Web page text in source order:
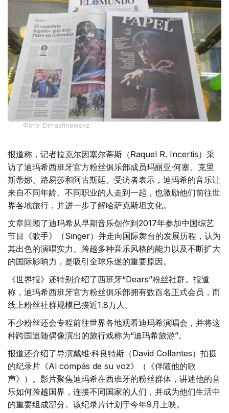
Фото: Dimashnewskz
报道称，记者拉克尔因塞尔蒂斯（Raquel R. Incertis）采
访了迪玛希西班牙官方粉丝俱乐部成员玛丽亚·何塞、克里
斯蒂娜、路易莎和阿古斯廷。受访者表示，迪玛希的音乐让
来自不同年龄、不同职业的人走到一起，也激励他们前往世
界各地旅行，并进一步了解哈萨克斯坦文化。
文章回顾了迪玛希从早期音乐创作到2017年参加中国综艺
节目《歌手》（Singer）并走向国际舞台的发展历程，认为
其出色的演唱实力、跨越多种音乐风格的能力以及不断扩大
的国际影响力，是吸引全球乐迷的重要原因。
《世界报》还特别介绍了西班牙“Dears”粉丝社群。报道
称，迪玛希西班牙官方粉丝俱乐部拥有数百名正式会员，而
线上粉丝社群规模已接近1.8万人。
不少粉丝还会专程前往世界各地观看迪玛希演唱会，并将这
种跨国追随偶像演出的旅行戏称为“迪玛希旅游”。
报道还介绍了导演戴维·科良特斯（David Collantes）拍摄
的纪录片《Al compás de su voz》（《伴随他的歌
声》）。影片聚焦迪玛希在西班牙的粉丝群体，讲述他的音
乐如何跨越国界，连接不同国家的人们，并成为他们生活中
的重要组成部分。该纪录片计划于今年9月上映。